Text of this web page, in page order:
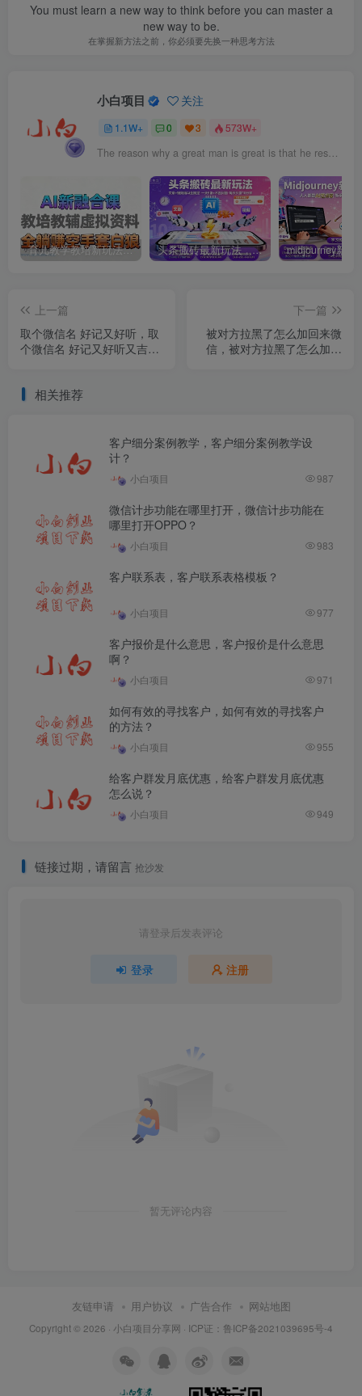
You must learn a new way to think before you can master a
new way to be.
在掌握新方法之前，你必须要先换一种思考方法
小白项目 关注
1.1W+ 0 3 573W+
The reason why a great man is great is that he resolves to be a great man.
育儿教学教培新玩法，AI生成教学视频，市场大，操作简单，变现天花板非常高 头条搬砖最新玩法，文章+视频用AI全搞定，一天5张+不是问题，每天只需10分钟
上一篇
取个微信名 好记又好听，取
个微信名 好记又好听又吉
下一篇
被对方拉黑了怎么加回来微
信，被对方拉黑了怎么加回
相关推荐
客户细分案例教学，客户细分案例教学设
计？
小白项目 987
微信计步功能在哪里打开，微信计步功能在
哪里打开OPPO？
小白项目 983
客户联系表，客户联系表格模板？
小白项目 977
客户报价是什么意思，客户报价是什么意思
啊？
小白项目 971
如何有效的寻找客户，如何有效的寻找客户
的方法？
小白项目 955
给客户群发月底优惠，给客户群发月底优惠
怎么说？
小白项目 949
链接过期，请留言 抢沙发
请登录后发表评论
登录 注册
暂无评论内容
友链申请 用户协议 广告合作 网站地图
Copyright © 2026 · 小白项目分享网 · ICP证： 鲁ICP备2021039695号-4